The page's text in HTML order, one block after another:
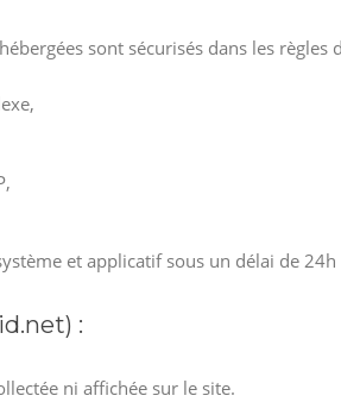
sont sécurisés dans les règles
et applicatif sous un délai de
:
ni affichée sur le site.